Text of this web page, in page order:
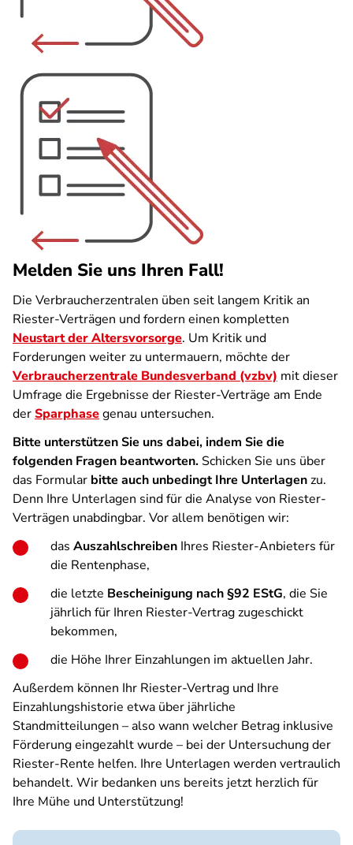
Melden Sie uns Ihren Fall!
Die Verbraucherzentralen üben seit langem Kritik an
Riester-Verträgen und fordern einen kompletten
Neustart der Altersvorsorge. Um Kritik und
Forderungen weiter zu untermauern, möchte der
Verbraucherzentrale Bundesverband (vzbv) mit dieser
Umfrage die Ergebnisse der Riester-Verträge am Ende
derSparphasegenau untersuchen.
Bitte unterstützen Sie uns dabei, indem Sie die
folgenden Fragen beantworten. Schicken Sie uns über
das Formular bitte auch unbedingt Ihre Unterlagenzu.
Denn Ihre Unterlagen sind für die Analyse von Riester-
Verträgen unabdingbar. Vor allem benötigen wir:
das Auszahlschreiben Ihres Riester-Anbieters für
die Rentenphase,
die letzte Bescheinigung nach §92 EStG, die Sie
jährlich für Ihren Riester-Vertrag zugeschickt
bekommen,
die Höhe Ihrer Einzahlungen im aktuellen Jahr.
Außerdem können Ihr Riester-Vertrag und Ihre
Einzahlungshistorie etwa über jährliche
Standmitteilungen – also wann welcher Betrag inklusive
Förderung eingezahlt wurde – bei der Untersuchung der
Riester-Rente helfen. Ihre Unterlagen werden vertraulich
behandelt. Wir bedanken uns bereits jetzt herzlich für
Ihre Mühe und Unterstützung!